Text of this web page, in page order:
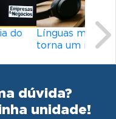
o que
dúvida?
unidade!